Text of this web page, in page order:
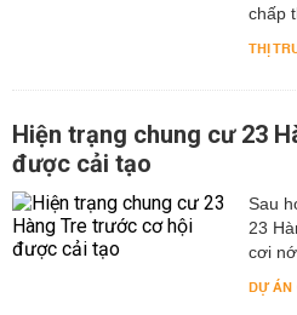
chấp
THỊ
Hiện trạng chung cư 23
được cải tạo
Sau
23
cơi
DỰ ÁN